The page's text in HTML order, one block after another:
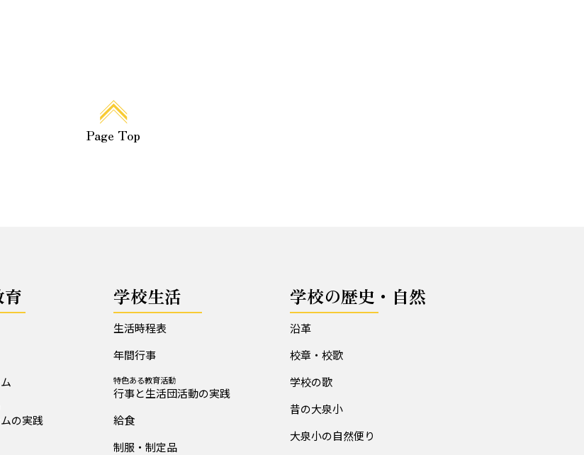
Page Top
の実践
学校生活
生活時程表
年間行事
特色ある教育活動
行事と生活団活動の実践
給食
制服・制定品
学校の歴史・自然
沿革
校章・校歌
学校の歌
昔の大泉小
大泉小の自然便り